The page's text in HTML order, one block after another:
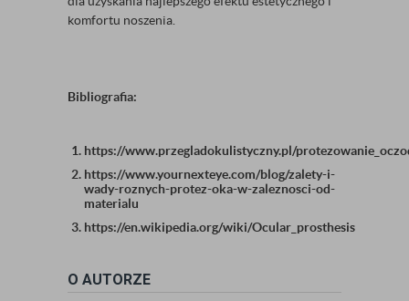
komfortu noszenia.
Bibliografia:
https://www.przegladokulistyczny.pl/
https://www.yournexteye.com/blog/zalety-i-
wady-roznych-protez-oka-w-zaleznosci-od-
materialu
https://en.wikipedia.org/wiki/Ocular_prosthesis
O AUTORZE